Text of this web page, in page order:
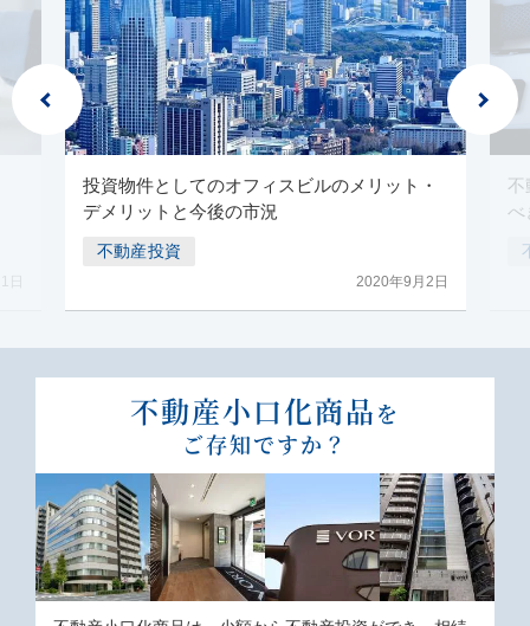
投資物件としてのオフィスビルのメリット・
デメリットと今後の市況
不動産投資
2020年9月2日
不
べ
不動産⼩⼝化商品を
ご存知ですか？